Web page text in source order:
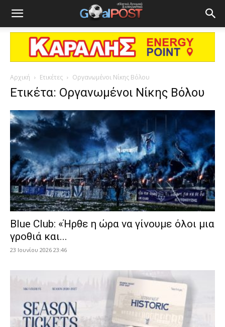
Αρχική Ετικέτες Οργανωμένοι Νίκης Βόλου
Ετικέτα: Οργανωμένοι Νίκης Βόλου
Blue Club: «Ήρθε η ώρα να γίνουμε όλοι μια
γροθιά και...
23 Ιουνίου 2026 23:46